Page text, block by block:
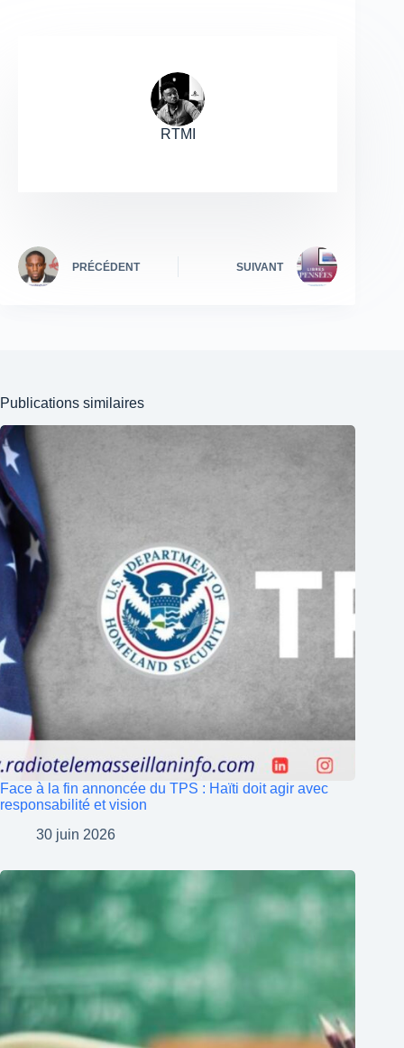
RTMI
PRÉCÉDENT SUIVANT
Publications similaires
Face à la fin annoncée du TPS : Haïti doit agir avec
responsabilité et vision
30 juin 2026